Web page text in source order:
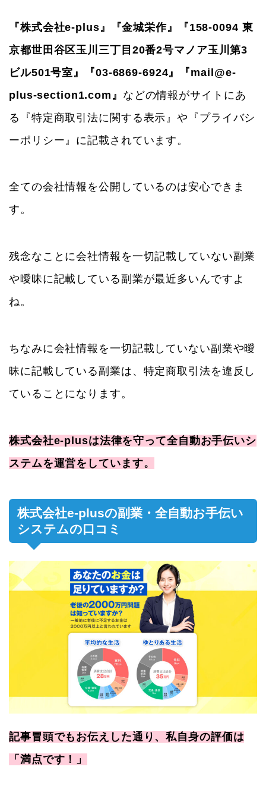
『株式会社e-plus』『金城栄作』『158-0094 東
京都世田谷区玉川三丁目20番2号マノア玉川第3
ビル501号室』『03-6869-6924』『mail@e-
plus-section1.com』 などの情報がサイトにあ
る『特定商取引法に関する表示』や『プライバシ
ーポリシー』に記載されています。
全ての会社情報を公開しているのは安心できま
す。
残念なことに会社情報を一切記載していない副業
や曖昧に記載している副業が最近多いんですよ
ね。
ちなみに会社情報を一切記載していない副業や曖
昧に記載している副業は、特定商取引法を違反し
ていることになります。
株式会社e-plusは法律を守って全自動お手伝いシ
ステムを運営をしています。
株式会社e-plusの副業・全自動お手伝い
システムの口コミ
記事冒頭でもお伝えした通り、私自身の評価は
「満点です！」